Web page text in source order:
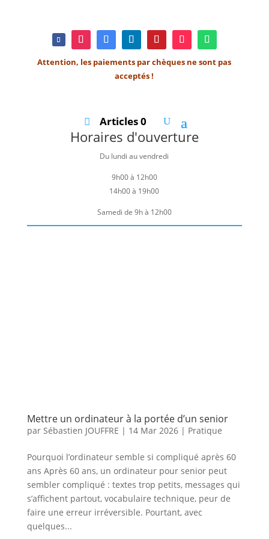
Attention, les paiements par chèques ne sont pas
acceptés !
Articles 0
Horaires d'ouverture
Du lundi au vendredi
9h00 à 12h00
14h00 à 19h00
Samedi de 9h à 12h00
Mettre un ordinateur à la portée d’un senior
par Sébastien JOUFFRE | 14 Mar 2026| Pratique
Pourquoi l’ordinateur semble si compliqué après 60
ans Après 60 ans, un ordinateur pour senior peut
sembler compliqué : textes trop petits, messages qui
s’affichent partout, vocabulaire technique, peur de
faire une erreur irréversible. Pourtant, avec
quelques...